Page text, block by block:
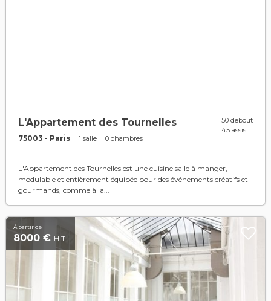
L'Appartement des Tournelles
75003 - Paris 1 salle 0 chambres
50 debout
45 assis
L'Appartement des Tournelles est une cuisine salle à manger,
modulable et entièrement équipée pour des événements créatifs et
gourmands, comme à la...
À partir de
8000 € H.T